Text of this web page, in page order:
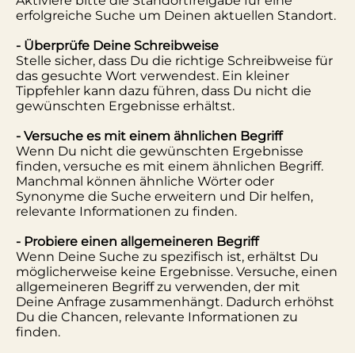
erfolgreiche Suche um Deinen aktuellen Standort.
- Überprüfe Deine Schreibweise
Stelle sicher, dass Du die richtige Schreibweise für
das gesuchte Wort verwendest. Ein kleiner
Tippfehler kann dazu führen, dass Du nicht die
gewünschten Ergebnisse erhältst.
- Versuche es mit einem ähnlichen Begriff
Wenn Du nicht die gewünschten Ergebnisse
finden, versuche es mit einem ähnlichen Begriff.
Manchmal können ähnliche Wörter oder
Synonyme die Suche erweitern und Dir helfen,
relevante Informationen zu finden.
- Probiere einen allgemeineren Begriff
Wenn Deine Suche zu spezifisch ist, erhältst Du
möglicherweise keine Ergebnisse. Versuche, einen
allgemeineren Begriff zu verwenden, der mit
Deine Anfrage zusammenhängt. Dadurch erhöhst
Du die Chancen, relevante Informationen zu
finden.